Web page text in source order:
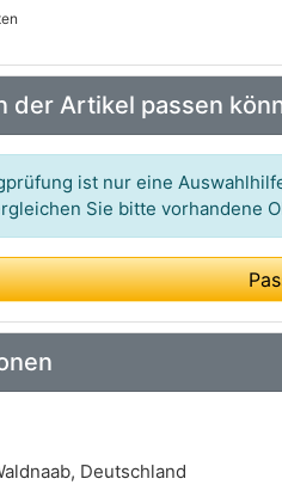
Art.-
Art.-Nr.:
Art.-
Art.-Nr.:
Art.-Nr.:
Art.-
Art.-
der Artikel passen
ist nur eine
Sie bitte vorhandene
Deutschland